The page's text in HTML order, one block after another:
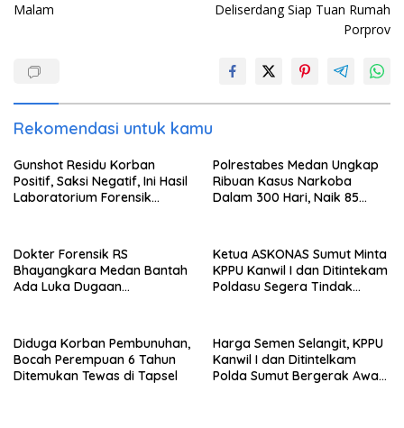
Malam
Deliserdang Siap Tuan Rumah
Porprov
Rekomendasi untuk kamu
Gunshot Residu Korban
Positif, Saksi Negatif, Ini Hasil
Laboratorium Forensik
Polrestabes Medan Ungkap
Ribuan Kasus Narkoba
Dalam 300 Hari, Naik 85
Dokter Forensik RS
Bhayangkara Medan Bantah
Ada Luka Dugaan
Ketua ASKONAS Sumut Minta
KPPU Kanwil I dan Ditintekam
Poldasu Segera Tindak
Diduga Korban Pembunuhan,
Bocah Perempuan 6 Tahun
Ditemukan Tewas di Tapsel
Harga Semen Selangit, KPPU
Kanwil I dan Ditintelkam
Polda Sumut Bergerak Awasi